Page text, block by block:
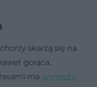
skarżą się na
gorąca,
ma wymioty.